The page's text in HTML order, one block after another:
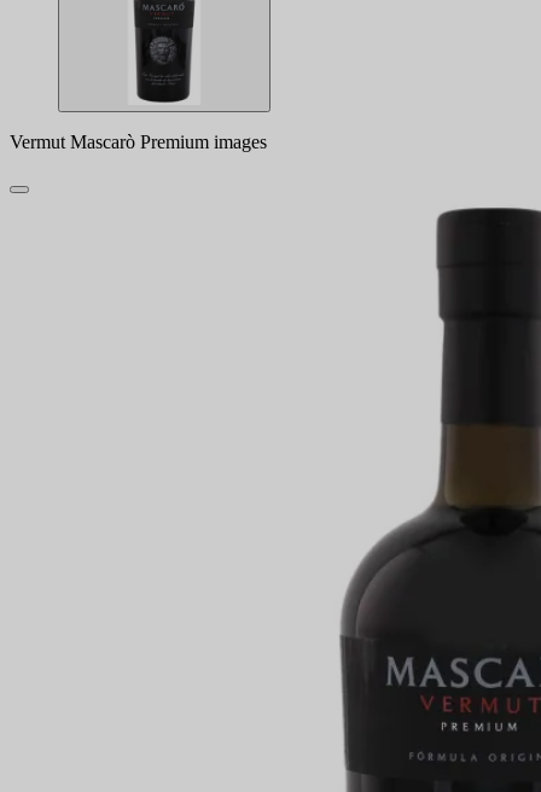
Vermut Mascarò Premium images